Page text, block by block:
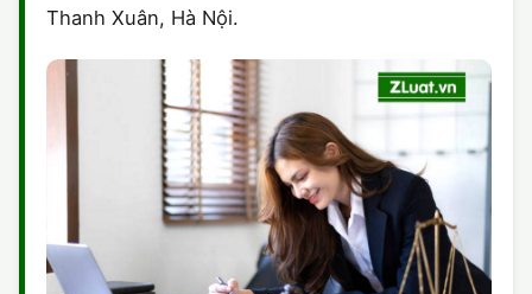
Thanh Xuân, Hà Nội.